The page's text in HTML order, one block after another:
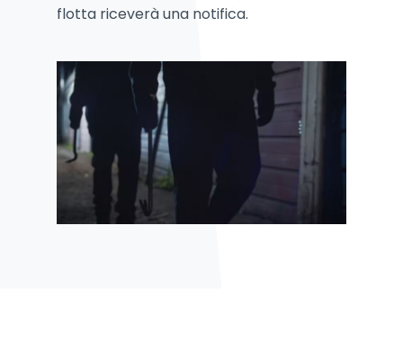
flotta riceverà una notifica.